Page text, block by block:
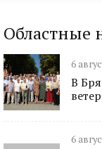
Областные
6
В
6